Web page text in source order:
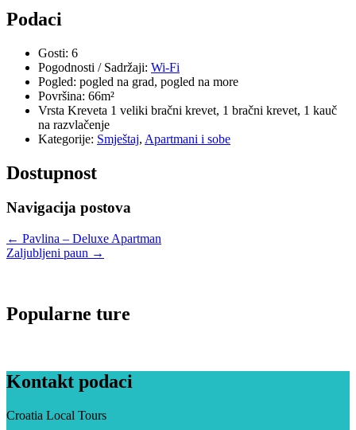
Podaci
Gosti: 6
Pogodnosti / Sadržaji: Wi-Fi
Pogled: pogled na grad, pogled na more
Površina: 66m²
Vrsta Kreveta 1 veliki bračni krevet, 1 bračni krevet, 1 kauč
na razvlačenje
Kategorije: Smještaj, Apartmani i sobe
Dostupnost
Navigacija postova
← Pavlina – Deluxe Apartman
Zaljubljeni paun →
Popularne ture
Kontakt podaci
Croatia Local Tours